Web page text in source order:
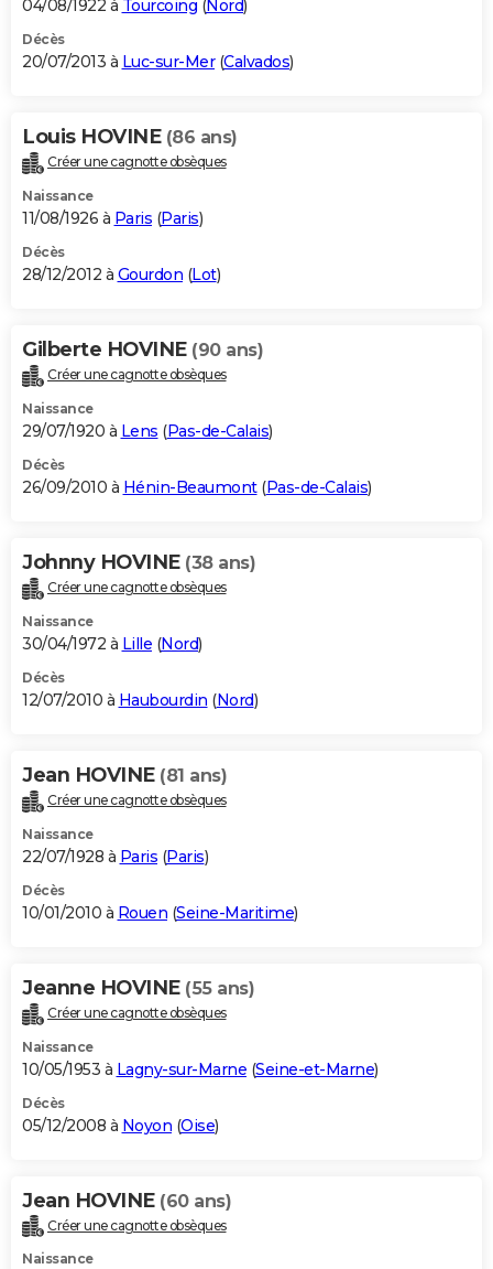
04/08/1922 à Tourcoing (Nord)
Décès
20/07/2013 à Luc-sur-Mer(Calvados)
Louis HOVINE (86 ans)
Créer une cagnotte obsèques
Naissance
11/08/1926 à Paris (Paris)
Décès
28/12/2012 à Gourdon (Lot)
Gilberte HOVINE (90 ans)
Créer une cagnotte obsèques
Naissance
29/07/1920 à Lens (Pas-de-Calais)
Décès
26/09/2010 à Hénin-Beaumont(Pas-de-Calais)
Johnny HOVINE (38 ans)
Créer une cagnotte obsèques
Naissance
30/04/1972 à Lille (Nord)
Décès
12/07/2010 à Haubourdin (Nord)
Jean HOVINE (81 ans)
Créer une cagnotte obsèques
Naissance
22/07/1928 à Paris (Paris)
Décès
10/01/2010 à Rouen (Seine-Maritime)
Jeanne HOVINE (55 ans)
Créer une cagnotte obsèques
Naissance
10/05/1953 à Lagny-sur-Marne (Seine-et-Marne)
Décès
05/12/2008 à Noyon (Oise)
Jean HOVINE (60 ans)
Créer une cagnotte obsèques
Naissance